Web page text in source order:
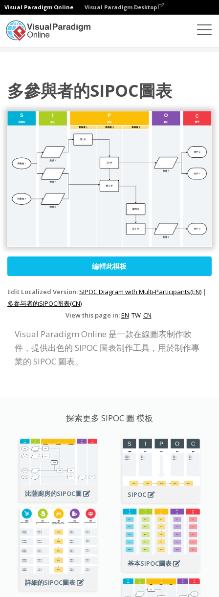
Visual Paradigm Online Visual Paradigm Desktop
多參與者的SIPOC圖表
編輯此模板
Edit Localized Version: SIPOC Diagram with Multi-Participants(EN) |
多参与者的SIPOC图表(CN)
View this page in:EN TW CN
Visual Paradigm Online 是一款在線圖表制作軟
件，提供出色的 SIPOC 圖表制作工具，用於制作專
業的 SIPOC 圖表。
探索更多 SIPOC 圖 模板
比薩廚房的SIPOC圖 SIPOC
詳細的SIPOC圖表
基本SIPOC圖表